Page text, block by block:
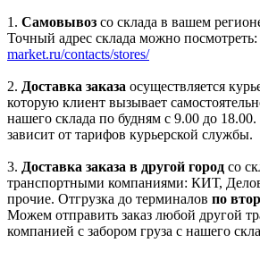
1. Самовывоз со склада в вашем
Точный адрес склада можно посмотреть:
market.ru/contacts/stores/
2. Доставка заказа осуществляется
которую клиент вызывает
нашего склада по будням с 9.00 до
зависит от тарифов курьерской службы.
3. Доставка заказа в другой город со
транспортными компаниями: КИТ,
прочие. Отгрузка до терминалов по
Можем отправить заказ любой другой
компанией с забором груза с нашего